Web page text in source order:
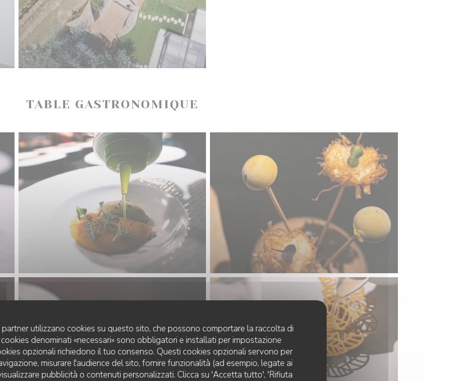
utilizzano cookies su questo sito, che possono comportare la raccolta di
denominati «necessari» sono obbligatori e installati per impostazione
opzionali richiedono il tuo consenso. Questi cookies opzionali servono per
misurare l'audience del sito, fornire funzionalità (ad esempio, legate ai
pubblicità o contenuti personalizzati. Clicca su 'Accetta tutto', 'Rifiuta
TABLE GASTRONOMIQUE